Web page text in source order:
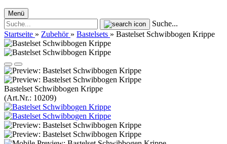
Menü
Suche...
Startseite » Zubehör » Bastelsets » Bastelset Schwibbogen Krippe
Bastelset Schwibbogen Krippe
(Art.Nr.: 10209)